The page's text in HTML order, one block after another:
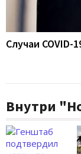
Случаи COVID-
Внутри